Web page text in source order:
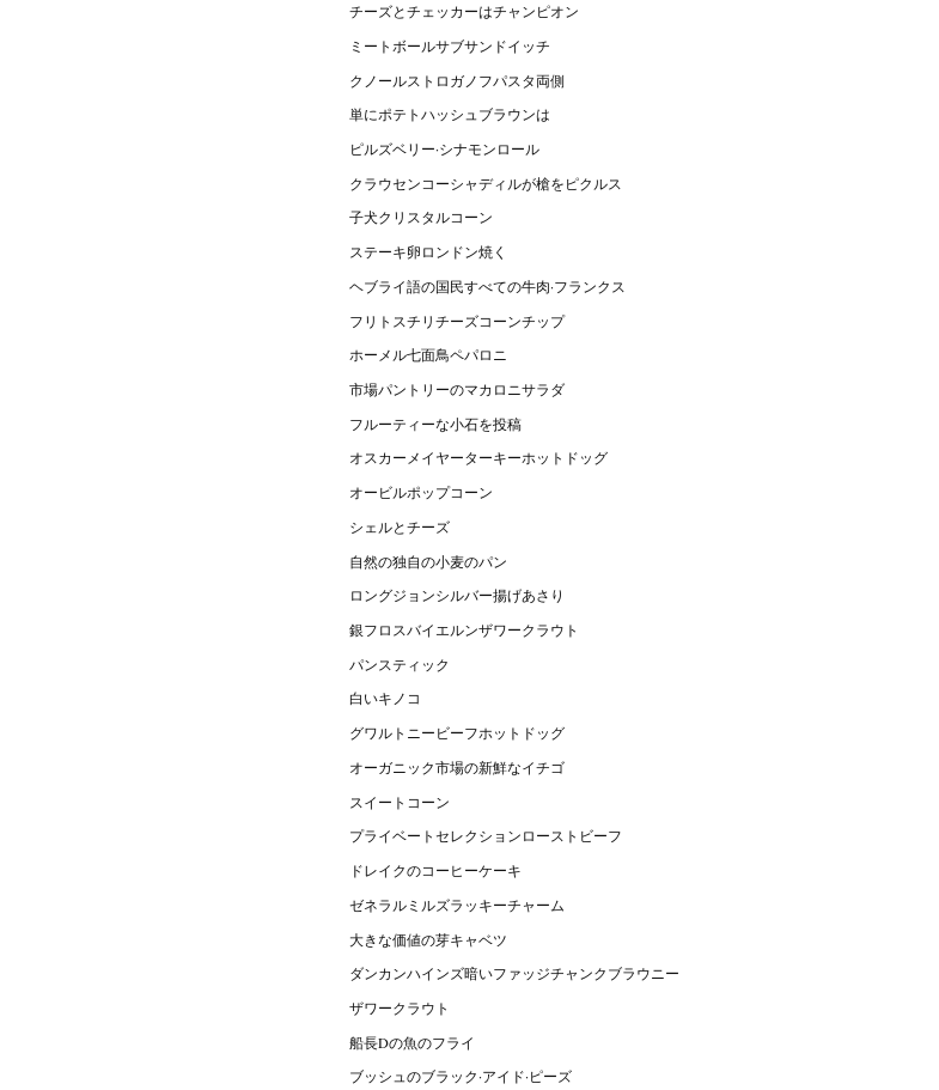
チーズとチェッカーはチャンピオン
ミートボールサブサンドイッチ
クノールストロガノフパスタ両側
単にポテトハッシュブラウンは
ピルズベリー·シナモンロール
クラウセンコーシャディルが槍をピクルス
子犬クリスタルコーン
ステーキ卵ロンドン焼く
ヘブライ語の国民すべての牛肉·フランクス
フリトスチリチーズコーンチップ
ホーメル七面鳥ペパロニ
市場パントリーのマカロニサラダ
フルーティーな小石を投稿
オスカーメイヤーターキーホットドッグ
オービルポップコーン
シェルとチーズ
自然の独自の小麦のパン
ロングジョンシルバー揚げあさり
銀フロスバイエルンザワークラウト
パンスティック
白いキノコ
グワルトニービーフホットドッグ
オーガニック市場の新鮮なイチゴ
スイートコーン
プライベートセレクションローストビーフ
ドレイクのコーヒーケーキ
ゼネラルミルズラッキーチャーム
大きな価値の芽キャベツ
ダンカンハインズ暗いファッジチャンクブラウニー
ザワークラウト
船長Dの魚のフライ
ブッシュのブラック·アイド·ピーズ